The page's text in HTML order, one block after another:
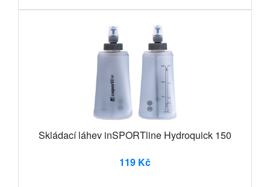
Skládací láhev inSPORTline Hydroquick 150
119 Kč